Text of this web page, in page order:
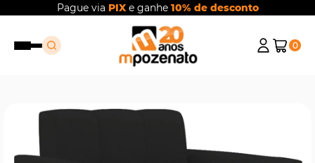
Pague via PIXe ganhe 10% de desconto
0